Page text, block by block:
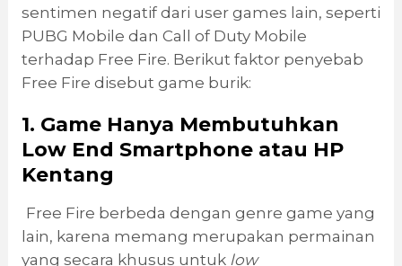
sentimen negatif dari user games lain, seperti
PUBG Mobile dan Call of Duty Mobile
terhadap Free Fire. Berikut faktor penyebab
Free Fire disebut game burik:
1. Game Hanya Membutuhkan
Low End Smartphone atau HP
Kentang
Free Fire berbeda dengan genre game yang
lain, karena memang merupakan permainan
yang secara khusus untuk low